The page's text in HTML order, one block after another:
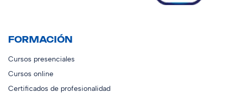
FORMACIÓN
Cursos presenciales
Cursos online
Certificados de profesionalidad